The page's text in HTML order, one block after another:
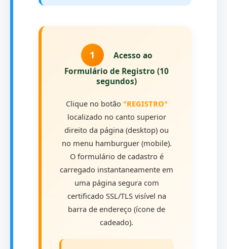
1
Acesso ao
Formulário de Registro (10
segundos)
Clique no botão "REGISTRO"
localizado no canto superior
direito da página (desktop) ou
no menu hamburguer (mobile).
O formulário de cadastro é
carregado instantaneamente em
uma página segura com
certificado SSL/TLS visível na
barra de endereço (ícone de
cadeado).